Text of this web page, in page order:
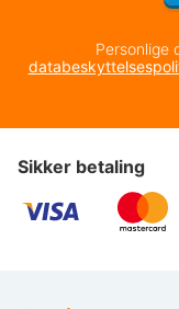
Personlige
Sikker betaling